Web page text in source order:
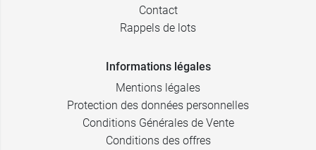
Contact
Rappels de lots
Informations légales
Mentions légales
Protection des données personnelles
Conditions Générales de Vente
Conditions des offres